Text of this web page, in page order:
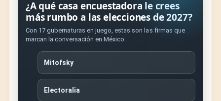
¿A qué casa encuestadora le crees
más rumbo a las elecciones de 2027?
Con 17 gubernaturas en juego, estas son las firmas que
marcan la conversación en México.
Mitofsky
Electoralia